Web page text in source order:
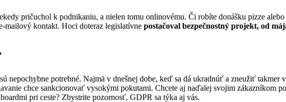
pričuchol k podnikaniu, a nielen tomu onlinovému. Či robíte donášku pizze
mailový kontakt. Hoci doteraz legislatívne postačoval bezpečnostný projekt, od
nepochybne potrebné. Najmä v dnešnej dobe, keď sa dá ukradnúť a zneužiť takmer
chce sankcionovať vysokými pokutami. Chcete aj naďalej svojim zákazníkom
pri ceste? Zbystrite pozornosť, GDPR sa týka aj vás.